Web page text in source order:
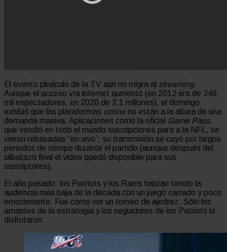
El evento pináculo de la TV aún no migra al streaming.
Aunque el acceso vía internet aumentó (en 2012 era de 346
mil espectadores, en 2020 de 2.1 millones), el domingo
exhibió que las plataformas onlineno están a la altura de una
demanda masiva. Aplicaciones como la oficial Game Pass,
que vendió en todo el mundo suscripciones para a la NFL, se
vieron rebasadas “en vivo”: su transmisión se cayó por largos
periodos de tiempo durante el partido (aunque después del
silbatazo final el video quedó disponible para sus
suscriptores).
El año pasado: los Patriots y los Rams habían tenido la
audiencia más baja de la década con un juego carrado y poco
emocionante. Fue como ver un torneo de ajedrez. Sólo los
amantes de la estrategia y los seguidores de los Patriots lo
disfrutaron.